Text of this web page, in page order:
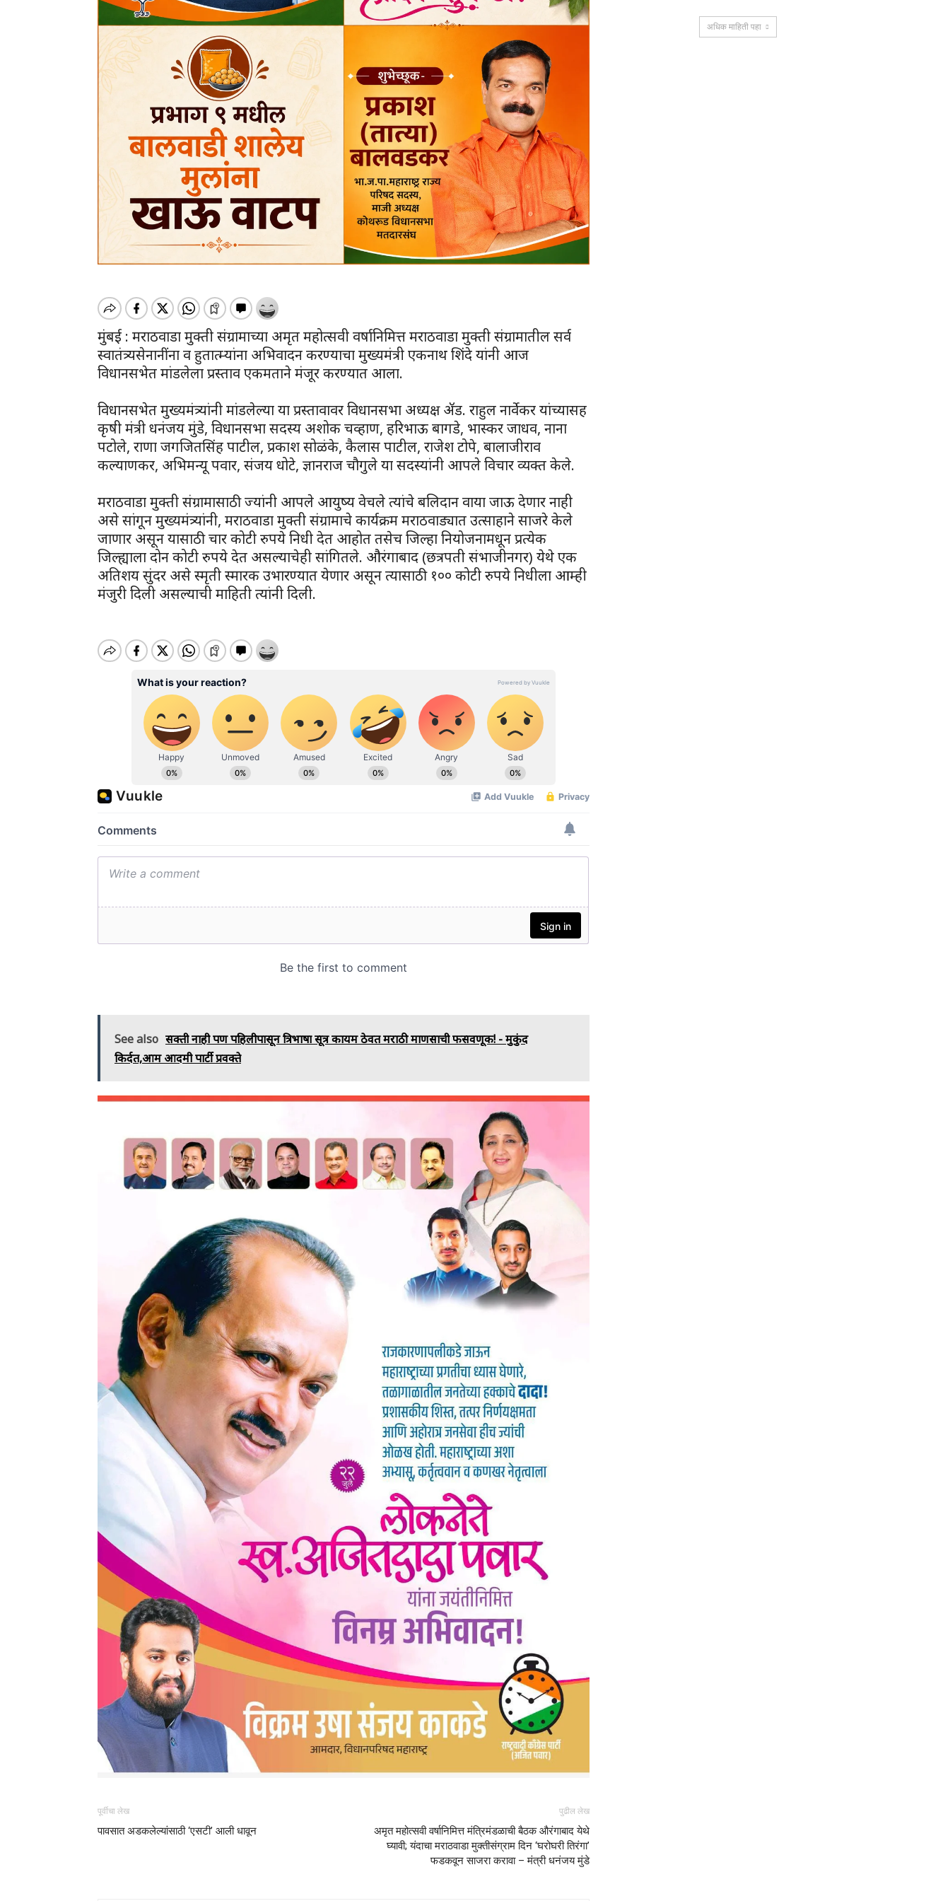
मुंबई : मराठवाडा मुक्ती संग्रामाच्या अमृत महोत्सवी वर्षानिमित्त मराठवाडा मुक्ती संग्रामातील सर्व
स्वातंत्र्यसेनानींना व हुतात्म्यांना अभिवादन करण्याचा मुख्यमंत्री एकनाथ शिंदे यांनी आज
विधानसभेत मांडलेला प्रस्ताव एकमताने मंजूर करण्यात आला.
विधानसभेत मुख्यमंत्र्यांनी मांडलेल्या या प्रस्तावावर विधानसभा अध्यक्ष ॲड. राहुल नार्वेकर यांच्यासह
कृषी मंत्री धनंजय मुंडे, विधानसभा सदस्य अशोक चव्हाण, हरिभाऊ बागडे, भास्कर जाधव, नाना
पटोले, राणा जगजितसिंह पाटील, प्रकाश सोळंके, कैलास पाटील, राजेश टोपे, बालाजीराव
कल्याणकर, अभिमन्यू पवार, संजय धोटे, ज्ञानराज चौगुले या सदस्यांनी आपले विचार व्यक्त केले.
मराठवाडा मुक्ती संग्रामासाठी ज्यांनी आपले आयुष्य वेचले त्यांचे बलिदान वाया जाऊ देणार नाही
असे सांगून मुख्यमंत्र्यांनी, मराठवाडा मुक्ती संग्रामाचे कार्यक्रम मराठवाड्यात उत्साहाने साजरे केले
जाणार असून यासाठी चार कोटी रुपये निधी देत आहोत तसेच जिल्हा नियोजनामधून प्रत्येक
जिल्ह्याला दोन कोटी रुपये देत असल्याचेही सांगितले. औरंगाबाद (छत्रपती संभाजीनगर) येथे एक
अतिशय सुंदर असे स्मृती स्मारक उभारण्यात येणार असून त्यासाठी १०० कोटी रुपये निधीला आम्ही
मंजुरी दिली असल्याची माहिती त्यांनी दिली.
See also सक्ती नाही पण पहिलीपासून त्रिभाषा सूत्र कायम ठेवत मराठी माणसाची फसवणूक! - मुकुंद
किर्दत,आम आदमी पार्टी प्रवक्ते
पूर्वीचा लेख
पावसात अडकलेल्यांसाठी ‘एसटी’ आली धावून
पुढील लेख
अमृत महोत्सवी वर्षानिमित्त मंत्रिमंडळाची बैठक औरंगाबाद येथे
घ्यावी; यंदाचा मराठवाडा मुक्तीसंग्राम दिन ‘घरोघरी तिरंगा’
फडकवून साजरा करावा – मंत्री धनंजय मुंडे
अधिक माहिती पहा